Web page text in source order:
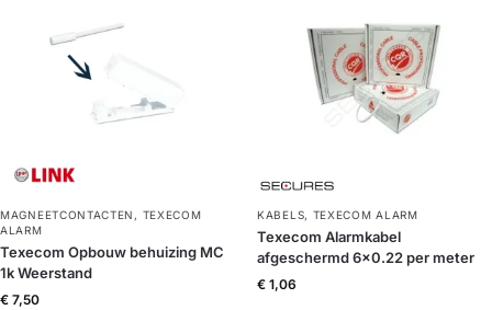
MAGNEETCONTACTEN , TEXECOM
ALARM
Texecom Opbouw behuizing MC
1k Weerstand
€ 7,50
KABELS, TEXECOM ALARM
Texecom Alarmkabel
afgeschermd 6×0.22 per meter
€ 1,06